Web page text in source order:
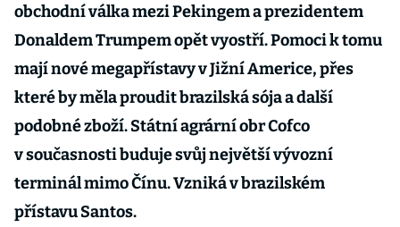
obchodní válka mezi Pekingem a prezidentem
Donaldem Trumpem opět vyostří. Pomoci k tomu
mají nové megapřístavy v Jižní Americe, přes
které by měla proudit brazilská sója a další
podobné zboží. Státní agrární obr Cofco
v současnosti buduje svůj největší vývozní
terminál mimo Čínu. Vzniká v brazilském
přístavu Santos.